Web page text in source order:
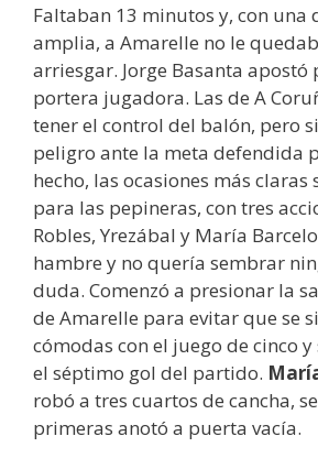
Faltaban 13 minutos y, con una
amplia, a Amarelle no le
arriesgar. Jorge Basanta apostó
portera jugadora. Las de A
tener el control del balón, pero
peligro ante la meta defendida
hecho, las ocasiones más claras
para las pepineras, con tres
Robles, Yrezábal y María
hambre y no quería sembrar
duda. Comenzó a presionar la
de Amarelle para evitar que se
cómodas con el juego de cinco y
el séptimo gol del partido.
robó a tres cuartos de cancha,
primeras anotó a puerta vacía.